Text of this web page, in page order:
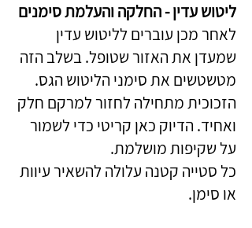
ליטוש עדין - החלקה והעלמת סימנים
לאחר מכן עוברים לליטוש עדין
שמעדן את האזור שטופל. בשלב הזה
מטשטשים את סימני הליטוש הגס.
הזכוכית מתחילה לחזור למרקם חלק
ואחיד. הדיוק כאן קריטי כדי לשמור
על שקיפות מושלמת.
כל סטייה קטנה עלולה להשאיר עיוות
או סימן.